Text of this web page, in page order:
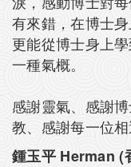
有來錯，在博士
更能從博士身上
一種氣概。
感謝靈氣、感謝
教、感謝每一位相
鍾玉平 Herman (